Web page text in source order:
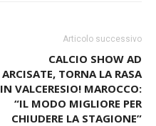
Articolo successivo
CALCIO SHOW AD
ARCISATE, TORNA LA RASA
IN VALCERESIO! MAROCCO:
“IL MODO MIGLIORE PER
CHIUDERE LA STAGIONE”